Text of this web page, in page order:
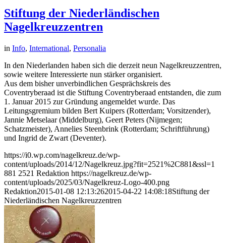
Stiftung der Niederländischen
Nagelkreuzzentren
in Info, International, Personalia
In den Niederlanden haben sich die derzeit neun Nagelkreuzzentren,
sowie weitere Interessierte nun stärker organisiert.
Aus dem bisher unverbindlichen Gesprächskreis des
Coventryberaad ist die Stiftung Coventryberaad entstanden, die zum
1. Januar 2015 zur Gründung angemeldet wurde. Das
Leitungsgremium bilden Bert Kuipers (Rotterdam; Vorsitzender),
Jannie Metselaar (Middelburg), Geert Peters (Nijmegen;
Schatzmeister), Annelies Steenbrink (Rotterdam; Schriftführung)
und Ingrid de Zwart (Deventer).
https://i0.wp.com/nagelkreuz.de/wp-
content/uploads/2014/12/Nagelkreuz.jpg?fit=2521%2C881&ssl=1
881 2521 Redaktion https://nagelkreuz.de/wp-
content/uploads/2025/03/Nagelkreuz-Logo-400.png
Redaktion2015-01-08 12:13:262015-04-22 14:08:18Stiftung der
Niederländischen Nagelkreuzzentren